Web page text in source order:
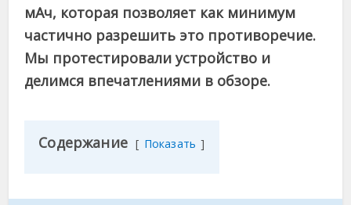
мАч, которая позволяет как минимум
частично разрешить это противоречие.
Мы протестировали устройство и
делимся впечатлениями в обзоре.
Содержание Показать